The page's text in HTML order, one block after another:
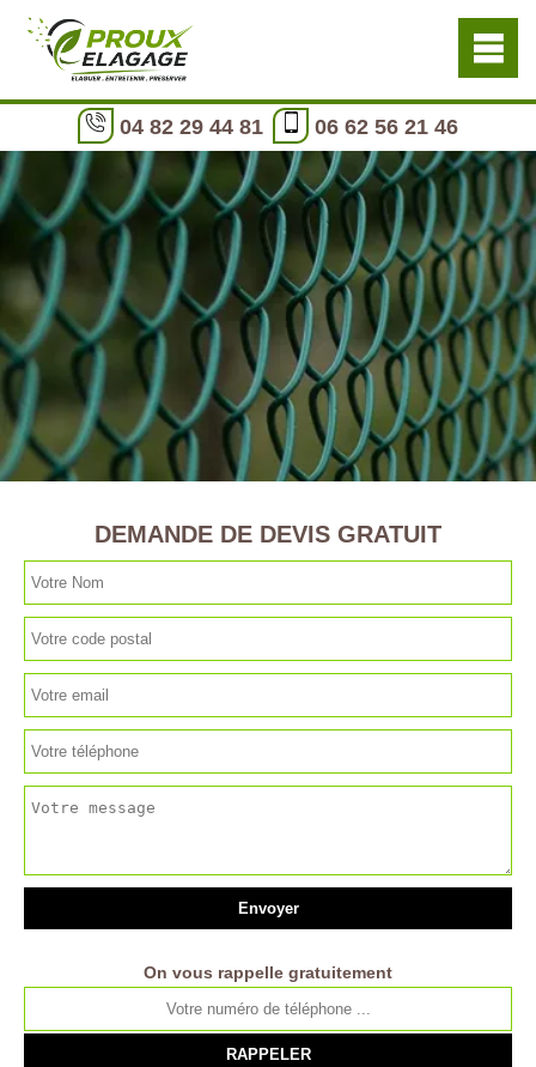
04 82 29 44 81 06 62 56 21 46
DEMANDE DE DEVIS GRATUIT
On vous rappelle gratuitement